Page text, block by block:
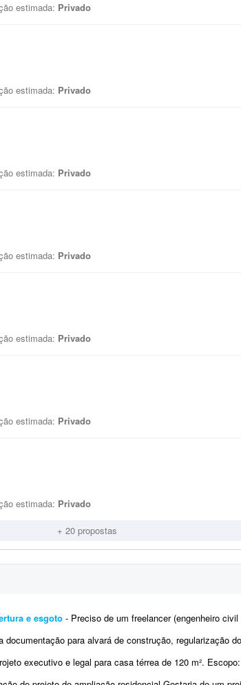
estimada: Privado
estimada: Privado
estimada: Privado
estimada: Privado
estimada: Privado
estimada: Privado
estimada: Privado
+ 20 propostas
e esgoto - Preciso de um freelancer (engenheiro civil ou arquiteto) para complementar um projeto
documentação para alvará de construção, regularização
executivo e legal para casa térrea de 120 m². Escopo: - Plantas, cortes e elevações em